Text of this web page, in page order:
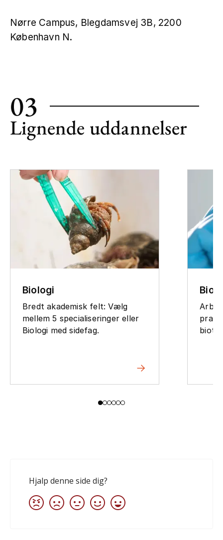
Nørre Campus, Blegdamsvej 3B, 2200
København N.
03
Lignende uddannelser
Biologi
Bredt akademisk felt: Vælg
mellem 5 specialiseringer eller
Biologi med sidefag.